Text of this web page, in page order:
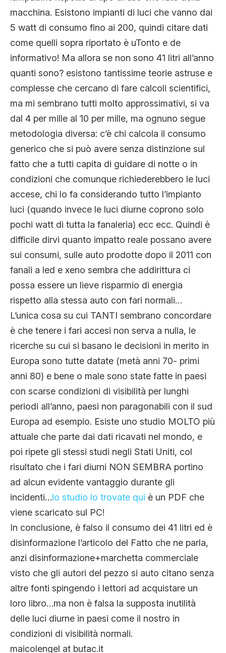
macchina. Esistono impianti di luci che vanno dai
5 watt di consumo fino ai 200, quindi citare dati
come quelli sopra riportato è uTonto e de
informativo! Ma allora se non sono 41 litri all’anno
quanti sono? esistono tantissime teorie astruse e
complesse che cercano di fare calcoli scientifici,
ma mi sembrano tutti molto approssimativi, si va
dal 4 per mille al 10 per mille, ma ognuno segue
metodologia diversa: c’è chi calcola il consumo
generico che si può avere senza distinzione sul
fatto che a tutti capita di guidare di notte o in
condizioni che comunque richiederebbero le luci
accese, chi lo fa considerando tutto l’impianto
luci (quando invece le luci diurne coprono solo
pochi watt di tutta la fanaleria) ecc ecc. Quindi è
difficile dirvi quanto impatto reale possano avere
sui consumi, sulle auto prodotte dopo il 2011 con
fanali a led e xeno sembra che addirittura ci
possa essere un lieve risparmio di energia
rispetto alla stessa auto con fari normali…
L’unica cosa su cui TANTI sembrano concordare
è che tenere i fari accesi non serva a nulla, le
ricerche su cui si basano le decisioni in merito in
Europa sono tutte datate (metà anni 70- primi
anni 80) e bene o male sono state fatte in paesi
con scarse condizioni di visibilità per lunghi
periodi all’anno, paesi non paragonabili con il sud
Europa ad esempio. Esiste uno studio MOLTO più
attuale che parte dai dati ricavati nel mondo, e
poi ripete gli stessi studi negli Stati Uniti, col
risultato che i fari diurni NON SEMBRA portino
ad alcun evidente vantaggio durante gli
incidenti…lo studio lo trovate qui è un PDF che
viene scaricato sul PC!
In conclusione, è falso il consumo dei 41 litri ed è
disinformazione l’articolo del Fatto che ne parla,
anzi disinformazione+marchetta commerciale
visto che gli autori del pezzo si auto citano senza
altre fonti spingendo i lettori ad acquistare un
loro libro…ma non è falsa la supposta inutilità
delle luci diurne in paesi come il nostro in
condizioni di visibilità normali.
maicolengel at butac.it